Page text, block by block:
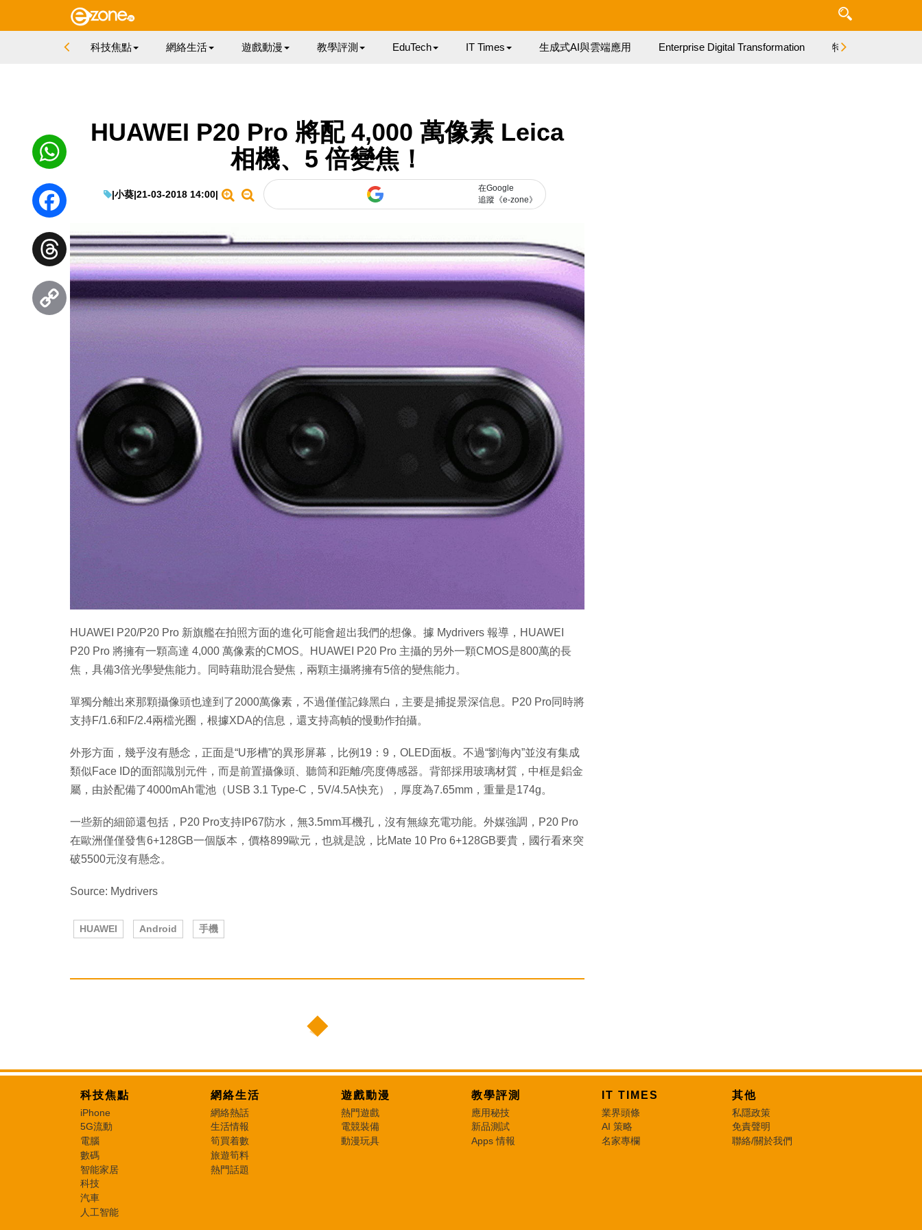
科技焦點 網絡生活 遊戲動漫 教學評測 EduTech IT Times 生成式AI與雲端應用 Enterprise Digital Transformation 特集
HUAWEI P20 Pro 將配 4,000 萬像素 Leica
相機、5 倍變焦！
|小葵|21-03-2018 14:00|
在Google
追蹤《e-zone》
HUAWEI P20/P20 Pro 新旗艦在拍照方面的進化可能會超出我們的想像。據 Mydrivers 報導，HUAWEI
P20 Pro 將擁有一顆高達 4,000 萬像素的CMOS。HUAWEI P20 Pro 主攝的另外一顆CMOS是800萬的長
焦，具備3倍光學變焦能力。同時藉助混合變焦，兩顆主攝將擁有5倍的變焦能力。
單獨分離出來那顆攝像頭也達到了2000萬像素，不過僅僅記錄黑白，主要是捕捉景深信息。P20 Pro同時將
支持F/1.6和F/2.4兩檔光圈，根據XDA的信息，還支持高幀的慢動作拍攝。
外形方面，幾乎沒有懸念，正面是“U形槽”的異形屏幕，比例19：9，OLED面板。不過“劉海內”並沒有集成
類似Face ID的面部識別元件，而是前置攝像頭、聽筒和距離/亮度傳感器。背部採用玻璃材質，中框是鋁金
屬，由於配備了4000mAh電池（USB 3.1 Type-C，5V/4.5A快充），厚度為7.65mm，重量是174g。
一些新的細節還包括，P20 Pro支持IP67防水，無3.5mm耳機孔，沒有無線充電功能。外媒強調，P20 Pro
在歐洲僅僅發售6+128GB一個版本，價格899歐元，也就是說，比Mate 10 Pro 6+128GB要貴，國行看來突
破5500元沒有懸念。
Source: Mydrivers
HUAWEI Android 手機
WhatsApp
Facebook
Threads
科技焦點
iPhone
5G流動
電腦
數碼
智能家居
科技
汽車
人工智能
網絡生活
網絡熱話
生活情報
筍買着數
旅遊筍料
熱門話題
遊戲動漫
熱門遊戲
電競裝備
動漫玩具
教學評測
應用秘技
新品測試
Apps 情報
IT TIMES
業界頭條
AI 策略
名家專欄
其他
私隱政策
免責聲明
聯絡/關於我們